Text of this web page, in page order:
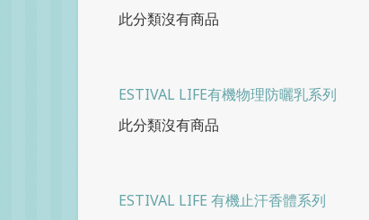
此分類沒有商品
ESTIVAL LIFE有機物理防曬乳系列
此分類沒有商品
ESTIVAL LIFE 有機止汗香體系列